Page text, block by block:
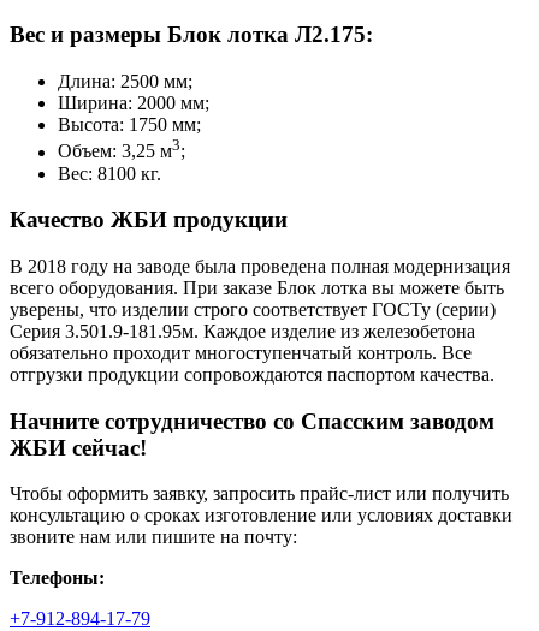
Вес и размеры Блок лотка Л2.175:
Длина: 2500 мм;
Ширина: 2000 мм;
Высота: 1750 мм;
Объем: 3,25 м3;
Вес: 8100 кг.
Качество ЖБИ продукции
В 2018 году на заводе была проведена полная модернизация
всего оборудования. При заказе Блок лотка вы можете быть
уверены, что изделии строго соответствует ГОСТу (серии)
Серия 3.501.9-181.95м. Каждое изделие из железобетона
обязательно проходит многоступенчатый контроль. Все
отгрузки продукции сопровождаются паспортом качества.
Начните сотрудничество со Cпасским заводом
ЖБИ сейчас!
Чтобы оформить заявку, запросить прайс-лист или получить
консультацию о сроках изготовление или условиях доставки
звоните нам или пишите на почту:
Телефоны:
+7-912-894-17-79